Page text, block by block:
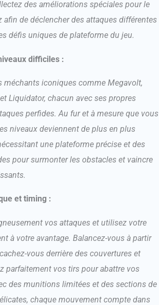
des améliorations spéciales pour le
afin de déclencher des attaques différentes
défis uniques de plateforme du jeu.
difficiles :
méchants iconiques comme Megavolt,
Liquidator, chacun avec ses propres
perfides. Au fur et à mesure que vous
niveaux deviennent de plus en plus
une plateforme précise et des
pour surmonter les obstacles et vaincre
et timing :
vos attaques et utilisez votre
à votre avantage. Balancez-vous à partir
vous derrière des couvertures et
parfaitement vos tirs pour abattre vos
des munitions limitées et des sections de
chaque mouvement compte dans